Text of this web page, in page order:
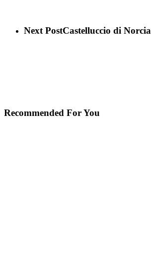
Next PostCastelluccio di Norcia
Recommended For You